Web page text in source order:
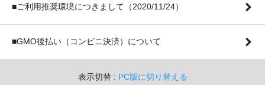
■ご利用推奨環境につきまして（2020/11/24）
■GMO後払い（コンビニ決済）について
表示切替 : PC版に切り替える